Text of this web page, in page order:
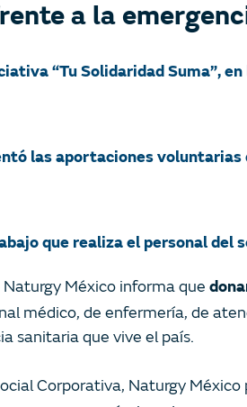
a la
“Tu Solidaridad Suma”,
las aportaciones
que realiza el personal del
Naturgy México informa que
médico, de enfermería, de
sanitaria que vive el país.
Corporativa, Naturgy